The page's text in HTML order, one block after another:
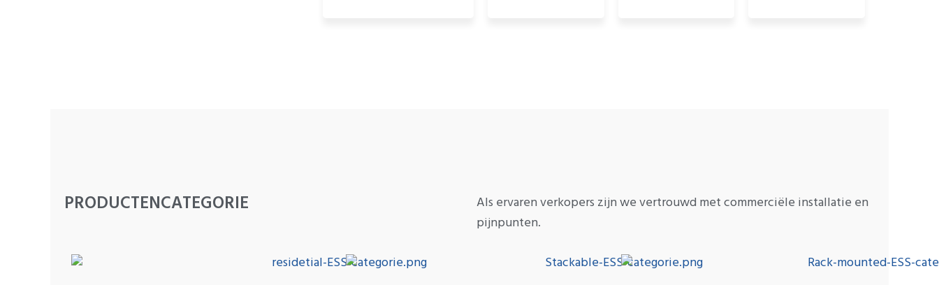
PRODUCTENCATEGORIE
Als ervaren verkopers zijn we vertrouwd met commerciële installatie en
pijnpunten.